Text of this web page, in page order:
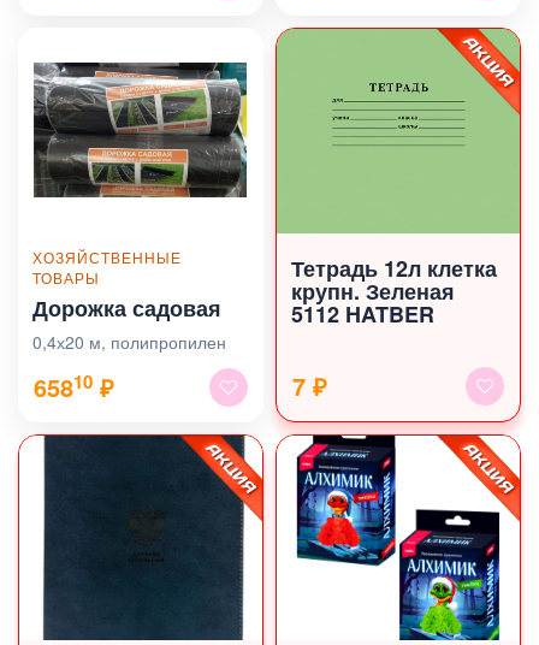
ХОЗЯЙСТВЕННЫЕ
ТОВАРЫ
Дорожка садовая
0,4х20 м, полипропилен
65810 ₽
Тетрадь 12л клетка
крупн. Зеленая
5112 HATBER
7 ₽